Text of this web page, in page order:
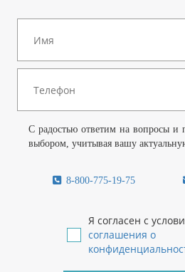
С радостью ответим на вопросы и
выбором, учитывая вашу
8-800-775-19-75
Я согласен с
соглашения о